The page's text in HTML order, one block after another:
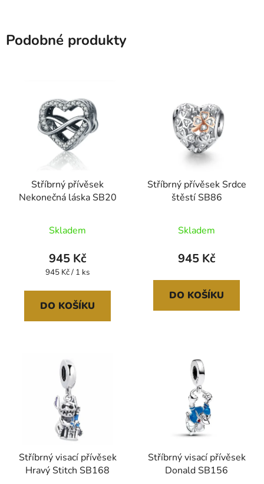
Podobné produkty
Stříbrný přívěsek
Nekonečná láska SB20
Skladem
945 Kč
Měrná
945 Kč / 1 ks
DO KOŠÍKU
Stříbrný přívěsek Srdce
štěstí SB86
Skladem
945 Kč
DO KOŠÍKU
Stříbrný visací přívěsek
Hravý Stitch SB168
Stříbrný visací přívěsek
Donald SB156